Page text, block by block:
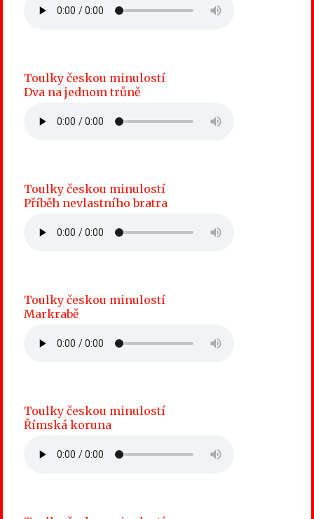
Toulky českou minulostí
Dva na jednom trůně
Toulky českou minulostí
Příběh nevlastního bratra
Toulky českou minulostí
Markrabě
Toulky českou minulostí
Římská koruna